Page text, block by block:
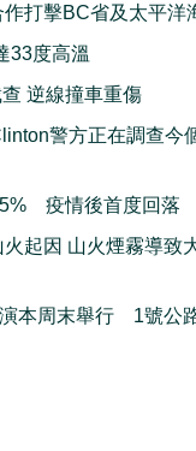
打擊BC省及太平洋
33度高溫
逆線撞車重傷
警方正在調查今
疫情後首度回落
起因 山火煙霧導致
演本周末舉行 1號公